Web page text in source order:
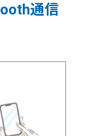
通信